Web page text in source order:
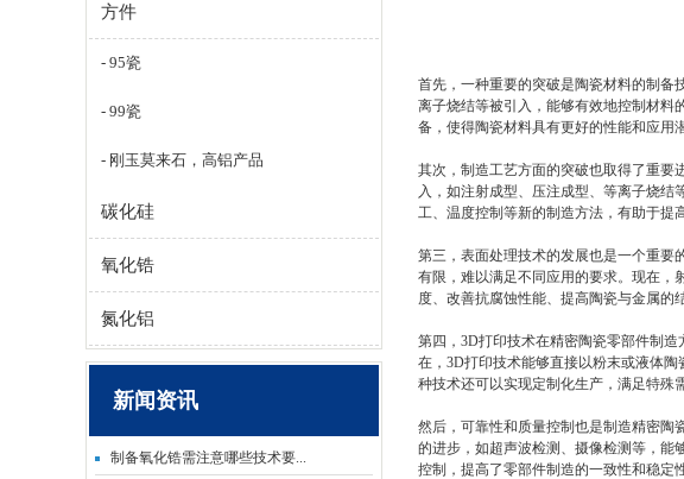
方件
95瓷
99瓷
刚玉莫来石，高铝产品
碳化硅
氧化锆
氮化铝
新闻资讯
制备氧化锆需注意哪些技术要...
首先，一种重要的突破是陶瓷材料的制备
离子烧结等被引入，能够有效地控制材料
备，使得陶瓷材料具有更好的性能和应用
其次，制造工艺方面的突破也取得了重要
入，如注射成型、压注成型、等离子烧
工、温度控制等新的制造方法，有助于提
第三，表面处理技术的发展也是一个重要
有限，难以满足不同应用的要求。现在，
度、改善抗腐蚀性能、提高陶瓷与金属的
第四，3D打印技术在精密陶瓷零部件制
在，3D打印技术能够直接以粉末或液体
种技术还可以实现定制化生产，满足特殊
然后，可靠性和质量控制也是制造精密陶
的进步，如超声波检测、摄像检测等，能
控制，提高了零部件制造的一致性和稳定性